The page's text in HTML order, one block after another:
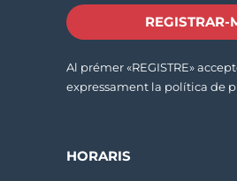
REGISTRAR-
Al prémer «REGISTRE»
expressament la política de
HORARIS